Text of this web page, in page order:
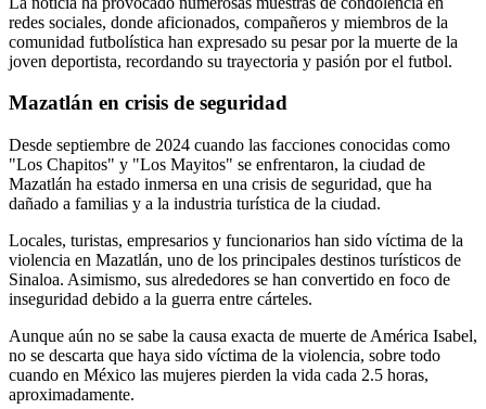
redes sociales, donde aficionados, compañeros y miembros de la
comunidad futbolística han expresado su pesar por la muerte de la
joven deportista, recordando su trayectoria y pasión por el futbol.
Mazatlán en crisis de seguridad
Desde septiembre de 2024 cuando las facciones conocidas como
"Los Chapitos" y "Los Mayitos" se enfrentaron, la ciudad de
Mazatlán ha estado inmersa en una crisis de seguridad, que ha
dañado a familias y a la industria turística de la ciudad.
Locales, turistas, empresarios y funcionarios han sido víctima de la
violencia en Mazatlán, uno de los principales destinos turísticos de
Sinaloa. Asimismo, sus alrededores se han convertido en foco de
inseguridad debido a la guerra entre cárteles.
Aunque aún no se sabe la causa exacta de muerte de América Isabel,
no se descarta que haya sido víctima de la violencia, sobre todo
cuando en México las mujeres pierden la vida cada 2.5 horas,
aproximadamente.